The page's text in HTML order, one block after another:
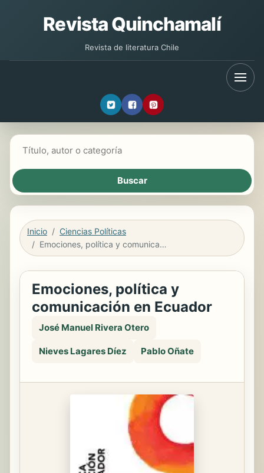
Revista Quinchamalí
Revista de literatura Chile
Inicio
Ciencias Políticas
Emociones, política y comunicación en Ecuador
Emociones, política y
comunicación en Ecuador
José Manuel Rivera Otero
Nieves Lagares Díez Pablo Oñate